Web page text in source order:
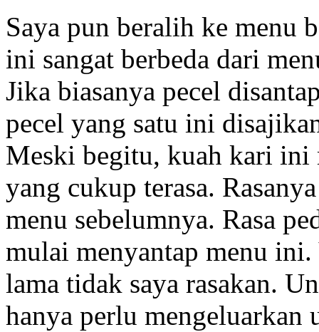
Saya pun beralih ke menu
ini sangat berbeda dari
Jika biasanya pecel
pecel yang satu ini
Meski begitu, kuah kari ini
yang cukup terasa.
menu sebelumnya. Rasa
mulai menyantap menu
lama tidak saya rasakan.
hanya perlu mengeluarkan